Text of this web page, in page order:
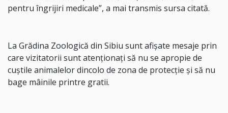
pentru îngrijiri medicale”, a mai transmis sursa citată.
La Grădina Zoologică din Sibiu sunt afişate mesaje prin
care vizitatorii sunt atenţionaţi să nu se apropie de
cuştile animalelor dincolo de zona de protecţie şi să nu
bage mâinile printre gratii.